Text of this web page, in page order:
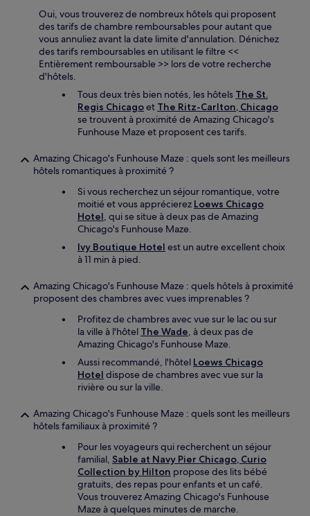
Oui, vous trouverez de nombreux hôtels qui proposent
des tarifs de chambre remboursables pour autant que
vous annuliez avant la date limite d'annulation. Dénichez
des tarifs remboursables en utilisant le filtre <<
Entièrement remboursable >> lors de votre recherche
d'hôtels.
Tous deux très bien notés, les hôtels The St.
Regis Chicagoet The Ritz-Carlton, Chicago
se trouvent à proximité de Amazing Chicago's
Funhouse Maze et proposent ces tarifs.
Amazing Chicago's Funhouse Maze : quels sont les meilleurs
hôtels romantiques à proximité ?
Si vous recherchez un séjour romantique, votre
moitié et vous apprécierez Loews Chicago
Hotel, qui se situe à deux pas de Amazing
Chicago's Funhouse Maze.
Ivy Boutique Hotel est un autre excellent choix
à 11 min à pied.
Amazing Chicago's Funhouse Maze : quels hôtels à proximité
proposent des chambres avec vues imprenables ?
Profitez de chambres avec vue sur le lac ou sur
la ville à l'hôtel The Wade, à deux pas de
Amazing Chicago's Funhouse Maze.
Aussi recommandé, l'hôtel Loews Chicago
Hotel dispose de chambres avec vue sur la
rivière ou sur la ville.
Amazing Chicago's Funhouse Maze : quels sont les meilleurs
hôtels familiaux à proximité ?
Pour les voyageurs qui recherchent un séjour
familial, Sable at Navy Pier Chicago, Curio
Collection by Hilton propose des lits bébé
gratuits, des repas pour enfants et un café.
Vous trouverez Amazing Chicago's Funhouse
Maze à quelques minutes de marche.